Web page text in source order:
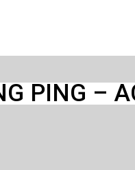
PING –